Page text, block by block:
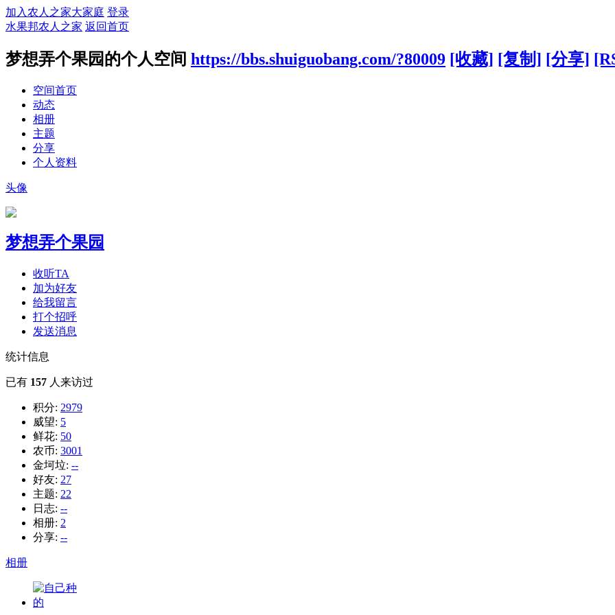
加入农人之家大家庭 登录
水果邦农人之家 返回首页
梦想弄个果园的个人空间 https://bbs.shuiguobang.com/?80009 [收藏] [复制] [分享]
空间首页
动态
相册
主题
分享
个人资料
头像
梦想弄个果园
收听TA
加为好友
给我留言
打个招呼
发送消息
统计信息
已有 157 人来访过
积分: 2979
威望: 5
鲜花: 50
农币: 3001
金坷垃: --
好友: 27
主题: 22
日志: --
相册: 2
分享: --
相册